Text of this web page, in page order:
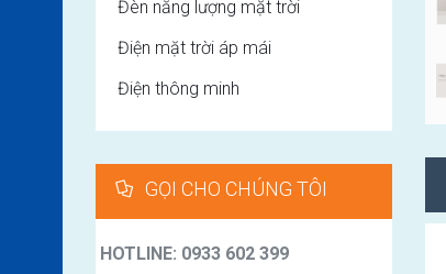
Đèn năng lượng mặt trời
Điện mặt trời áp mái
Điện thông minh
GỌI CHO CHÚNG TÔI
HOTLINE: 0933 602 399